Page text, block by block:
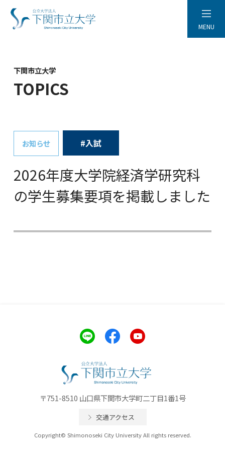
MENU
下関市立大学
TOPICS
お知らせ #入試
2026年度大学院経済学研究科
の学生募集要項を掲載しました
〒751-8510 山口県下関市大学町二丁目1番1号
交通アクセス
Copyright© Shimonoseki City University All rights reserved.